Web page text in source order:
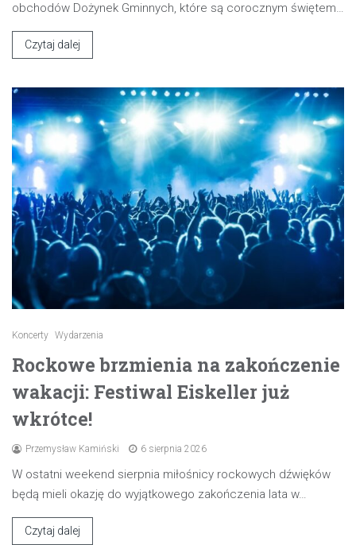
obchodów Dożynek Gminnych, które są corocznym świętem…
Czytaj dalej
Koncerty Wydarzenia
Rockowe brzmienia na zakończenie
wakacji: Festiwal Eiskeller już
wkrótce!
Przemysław Kamiński 6 sierpnia 2026
W ostatni weekend sierpnia miłośnicy rockowych dźwięków
będą mieli okazję do wyjątkowego zakończenia lata w…
Czytaj dalej